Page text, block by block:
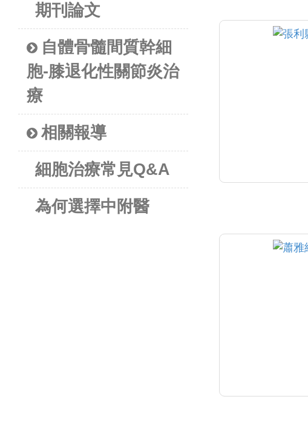
期刊論文
自體骨髓間質幹細
胞-膝退化性關節炎治
療
相關報導
細胞治療常見Q&A
為何選擇中附醫